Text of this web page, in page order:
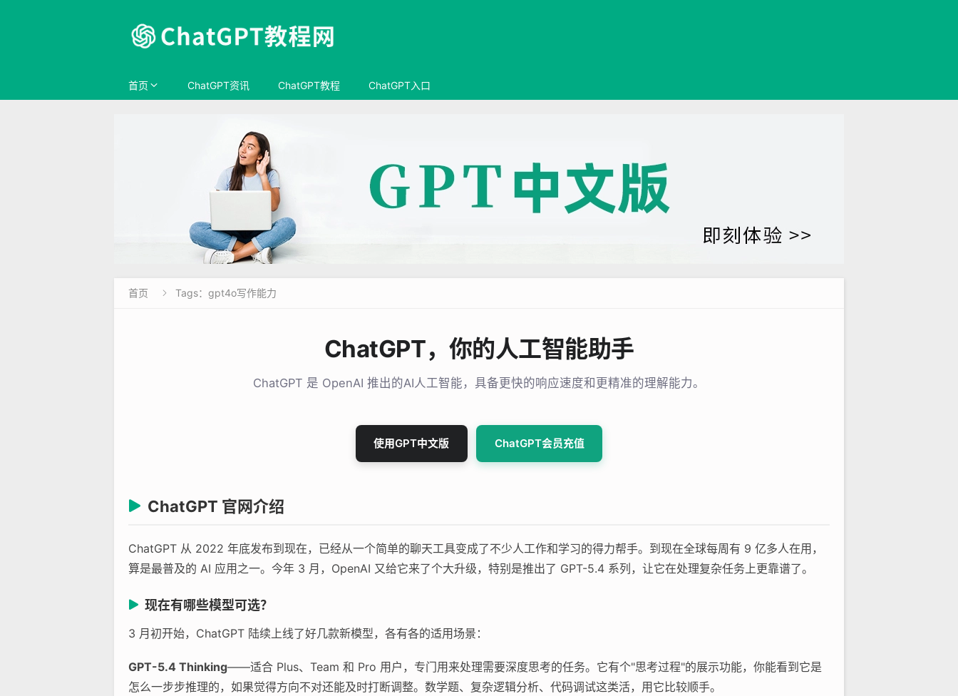
首页 ChatGPT资讯 ChatGPT教程 ChatGPT入口
首页  Tags：gpt4o写作能力
ChatGPT，你的人工智能助手
ChatGPT 是 OpenAI 推出的AI人工智能，具备更快的响应速度和更精准的理解能力。
使用GPT中文版 ChatGPT会员充值
ChatGPT 官网介绍
ChatGPT 从 2022 年底发布到现在，已经从一个简单的聊天工具变成了不少人工作和学习的得力帮手。到现在全球每周有 9 亿多人在用，
算是最普及的 AI 应用之一。今年 3 月，OpenAI 又给它来了个大升级，特别是推出了 GPT-5.4 系列，让它在处理复杂任务上更靠谱了。
现在有哪些模型可选？
3 月初开始，ChatGPT 陆续上线了好几款新模型，各有各的适用场景：
GPT-5.4 Thinking——适合 Plus、Team 和 Pro 用户，专门用来处理需要深度思考的任务。它有个"思考过程"的展示功能，你能看到它是
怎么一步步推理的，如果觉得方向不对还能及时打断调整。数学题、复杂逻辑分析、代码调试这类活，用它比较顺手。